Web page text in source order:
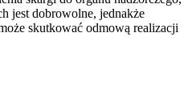
jest dobrowolne, jednakże
skutkować odmową realizacji